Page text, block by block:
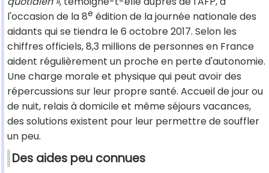
l'occasion de la 8e édition de la journée nationale des
aidants qui se tiendra le 6 octobre 2017. Selon les
chiffres officiels, 8,3 millions de personnes en France
aident régulièrement un proche en perte d'autonomie.
Une charge morale et physique qui peut avoir des
répercussions sur leur propre santé. Accueil de jour ou
de nuit, relais à domicile et même séjours vacances,
des solutions existent pour leur permettre de souffler
un peu.
Des aides peu connues